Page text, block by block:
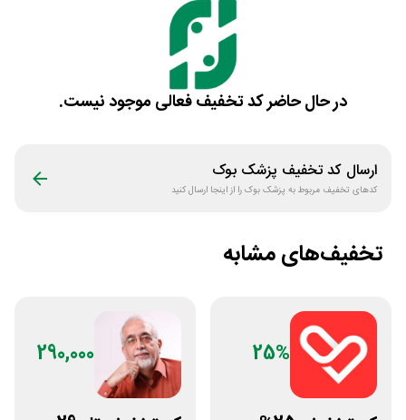
در حال حاضر کد تخفیف فعالی موجود نیست.
ارسال کد تخفیف پزشک بوک
کدهای تخفیف مربوط به پزشک بوکرا از اینجا ارسال کنید
تخفیف‌های مشابه
25%
290,000